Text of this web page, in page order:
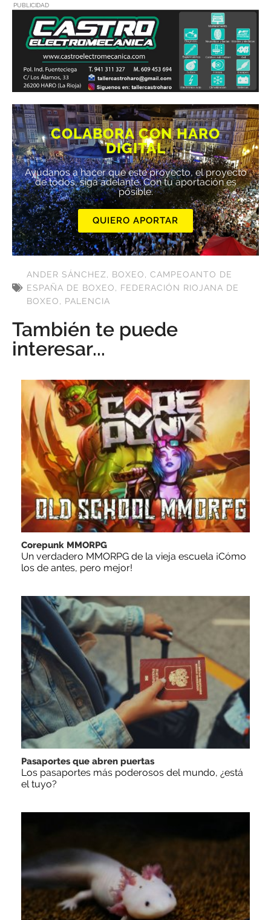
PUBLICIDAD
COLABORA CON HARO
DIGITAL
Ayúdanos a hacer que este proyecto, el proyecto
de todos, siga adelante. Con tu aportación es
posible.
QUIERO APORTAR
ANDER SÁNCHEZ, BOXEO, CAMPEOANTO DE
ESPAÑA DE BOXEO, FEDERACIÓN RIOJANA DE
BOXEO, PALENCIA
También te puede
interesar...
Corepunk MMORPG
Un verdadero MMORPG de la vieja escuela ¡Cómo
los de antes, pero mejor!
Pasaportes que abren puertas
Los pasaportes más poderosos del mundo, ¿está
el tuyo?